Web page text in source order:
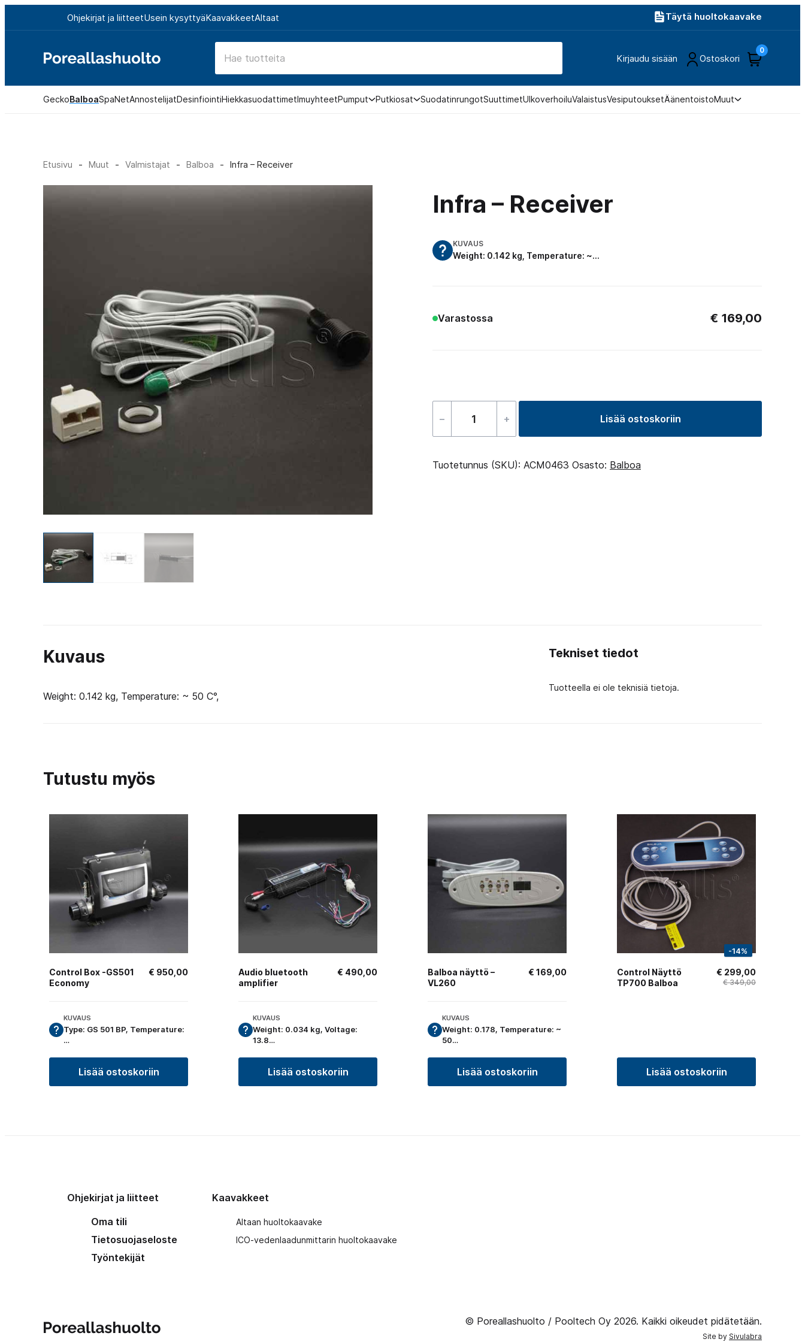
sisältöön
Ohjekirjat ja liitteetUsein kysyttyäKaavakkeetAltaat Täytä huoltokaavake
Poreallashuolto Kirjaudu sisään Ostoskori
0
GeckoBalboaSpaNetAnnostelijatDesinfiointiHiekkasuodattimetImuyhteetPumput Putkiosat SuodatinrungotSuuttimetUlkoverhoiluValaistusVesiputouksetÄänentoistoMuut
Etusivu - Muut - Valmistajat - Balboa - Infra – Receiver
Infra – Receiver
KUVAUS
Weight: 0.142 kg, Temperature: ~…
Varastossa € 169,00
–
Infra
Receiver
+ Lisää ostoskoriin
Tuotetunnus (SKU): ACM0463 Osasto: Balboa
Kuvaus
Weight: 0.142 kg, Temperature: ~ 50 C°,
Tekniset tiedot
Tuotteella ei ole teknisiä tietoja.
Tutustu myös
Control Box -GS501
Economy
€ 950,00
KUVAUS
Type: GS 501 BP, Temperature:
…
Lisää ostoskoriin
Audio bluetooth
amplifier
€ 490,00
KUVAUS
Weight: 0.034 kg, Voltage:
13.8…
Lisää ostoskoriin
Balboa näyttö –
VL260
€ 169,00
KUVAUS
Weight: 0.178, Temperature: ~
50…
Lisää ostoskoriin
-14%
Control Näyttö
TP700 Balboa
€349,00
€ 299,00
Lisää ostoskoriin
Ohjekirjat ja liitteet
Oma tili
Tietosuojaseloste
Työntekijät
Kaavakkeet
Altaan huoltokaavake
ICO-vedenlaadunmittarin huoltokaavake
Poreallashuolto © Poreallashuolto / Pooltech Oy 2026. Kaikki oikeudet pidätetään.
Site by Sivulabra